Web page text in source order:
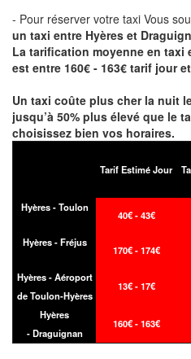
- Pour réserver votre taxi Vous
un taxi entre Hyères et
La tarification moyenne en taxi
est entre 160€ - 163€ tarif jour
Un taxi coûte plus cher la nuit
jusqu’à 50% plus élevé que le
choisissez bien vos horaires.
Tarif Estimé Jour
Hyères - Toulon
40€ - 43€
Hyères - Fréjus
170€ - 174€
Hyères - Aéroport
de Toulon-Hyères
13€ - 17€
Hyères
- Draguignan
160€ - 163€